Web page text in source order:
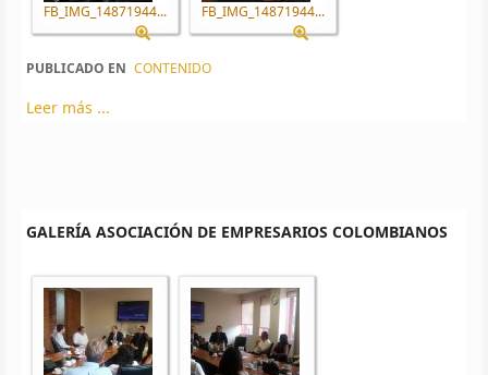
FB_IMG_14871944... FB_IMG_14871944...
PUBLICADO EN CONTENIDO
Leer más ...
GALERÍA ASOCIACIÓN DE EMPRESARIOS COLOMBIANOS